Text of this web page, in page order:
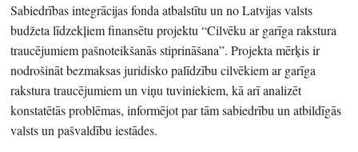
Sabiedrības integrācijas fonda atbalstītu un no Latvijas valsts
budžeta līdzekļiem finansētu projektu “Cilvēku ar garīga rakstura
traucējumiem pašnoteikšanās stiprināšana”. Projekta mērķis ir
nodrošināt bezmaksas juridisko palīdzību cilvēkiem ar garīga
rakstura traucējumiem un viņu tuviniekiem, kā arī analizēt
konstatētās problēmas, informējot par tām sabiedrību un atbildīgās
valsts un pašvaldību iestādes.